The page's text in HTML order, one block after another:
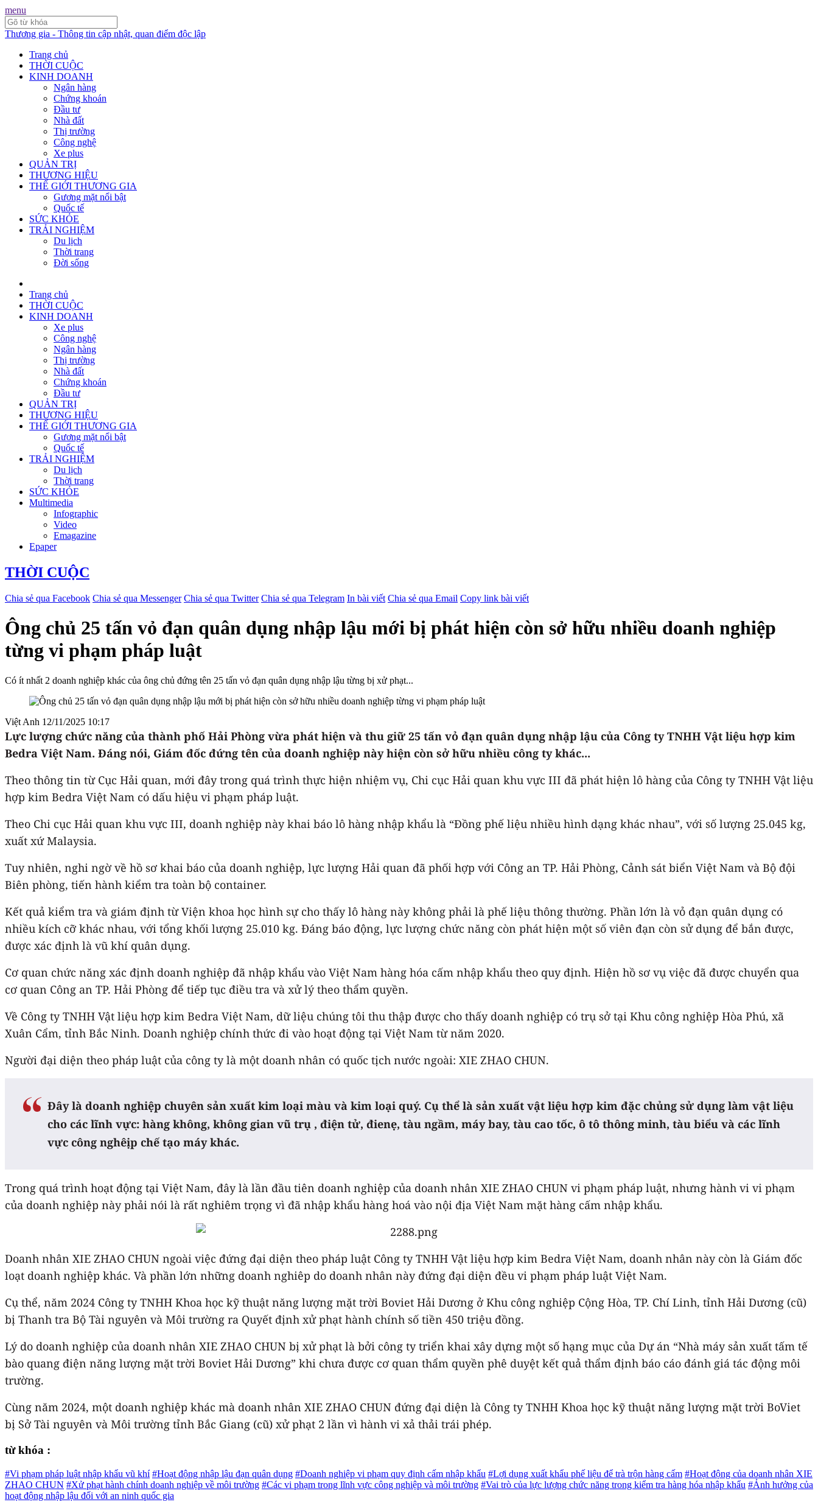
menu
Thương gia - Thông tin cập nhật, quan điểm độc lập
Trang chủ
THỜI CUỘC
KINH DOANH
Ngân hàng
Chứng khoán
Đầu tư
Nhà đất
Thị trường
Công nghệ
Xe plus
QUẢN TRỊ
THƯƠNG HIỆU
THẾ GIỚI THƯƠNG GIA
Gương mặt nổi bật
Quốc tế
SỨC KHỎE
TRẢI NGHIỆM
Du lịch
Thời trang
Đời sống
Trang chủ
THỜI CUỘC
KINH DOANH
Xe plus
Công nghệ
Ngân hàng
Thị trường
Nhà đất
Chứng khoán
Đầu tư
QUẢN TRỊ
THƯƠNG HIỆU
THẾ GIỚI THƯƠNG GIA
Gương mặt nổi bật
Quốc tế
TRẢI NGHIỆM
Du lịch
Thời trang
SỨC KHỎE
Multimedia
Infographic
Video
Emagazine
Epaper
THỜI CUỘC
Chia sẻ qua Facebook Chia sẻ qua Messenger Chia sẻ qua Twitter Chia sẻ qua Telegram In bài viết Chia sẻ qua Email Copy link bài viết
Ông chủ 25 tấn vỏ đạn quân dụng nhập lậu mới bị phát hiện còn sở hữu nhiều doanh nghiệp
từng vi phạm pháp luật
Có ít nhất 2 doanh nghiệp khác của ông chủ đứng tên 25 tấn vỏ đạn quân dụng nhập lậu từng bị xử phạt...
Việt Anh 12/11/2025 10:17
Lực lượng chức năng của thành phố Hải Phòng vừa phát hiện và thu giữ 25 tấn vỏ đạn quân dụng nhập lậu của Công ty TNHH Vật liệu hợp kim
Bedra Việt Nam. Đáng nói, Giám đốc đứng tên của doanh nghiệp này hiện còn sở hữu nhiều công ty khác...
Theo thông tin từ Cục Hải quan, mới đây trong quá trình thực hiện nhiệm vụ, Chi cục Hải quan khu vực III đã phát hiện lô hàng của Công ty TNHH Vật liệu
hợp kim Bedra Việt Nam có dấu hiệu vi phạm pháp luật.
Theo Chi cục Hải quan khu vực III, doanh nghiệp này khai báo lô hàng nhập khẩu là “Đồng phế liệu nhiều hình dạng khác nhau”, với số lượng 25.045 kg,
xuất xứ Malaysia.
Tuy nhiên, nghi ngờ về hồ sơ khai báo của doanh nghiệp, lực lượng Hải quan đã phối hợp với Công an TP. Hải Phòng, Cảnh sát biển Việt Nam và Bộ đội
Biên phòng, tiến hành kiểm tra toàn bộ container.
Kết quả kiểm tra và giám định từ Viện khoa học hình sự cho thấy lô hàng này không phải là phế liệu thông thường. Phần lớn là vỏ đạn quân dụng có
nhiều kích cỡ khác nhau, với tổng khối lượng 25.010 kg. Đáng báo động, lực lượng chức năng còn phát hiện một số viên đạn còn sử dụng để bắn được,
được xác định là vũ khí quân dụng.
Cơ quan chức năng xác định doanh nghiệp đã nhập khẩu vào Việt Nam hàng hóa cấm nhập khẩu theo quy định. Hiện hồ sơ vụ việc đã được chuyển qua
cơ quan Công an TP. Hải Phòng để tiếp tục điều tra và xử lý theo thẩm quyền.
Về Công ty TNHH Vật liệu hợp kim Bedra Việt Nam, dữ liệu chúng tôi thu thập được cho thấy doanh nghiệp có trụ sở tại Khu công nghiệp Hòa Phú, xã
Xuân Cẩm, tỉnh Bắc Ninh. Doanh nghiệp chính thức đi vào hoạt động tại Việt Nam từ năm 2020.
Người đại diện theo pháp luật của công ty là một doanh nhân có quốc tịch nước ngoài: XIE ZHAO CHUN.
Đây là doanh nghiệp chuyên sản xuất kim loại màu và kim loại quý. Cụ thể là sản xuất vật liệu hợp kim đặc chủng sử dụng làm vật liệu
cho các lĩnh vực: hàng không, không gian vũ trụ , điện tử, đienẹ, tàu ngầm, máy bay, tàu cao tốc, ô tô thông minh, tàu biểu và các lĩnh
vực công nghêịp chế tạo máy khác.
Trong quá trình hoạt động tại Việt Nam, đây là lần đầu tiên doanh nghiệp của doanh nhân XIE ZHAO CHUN vi phạm pháp luật, nhưng hành vi vi phạm
của doanh nghiệp này phải nói là rất nghiêm trọng vì đã nhập khẩu hàng hoá vào nội địa Việt Nam mặt hàng cấm nhập khẩu.
Doanh nhân XIE ZHAO CHUN ngoài việc đứng đại diện theo pháp luật Công ty TNHH Vật liệu hợp kim Bedra Việt Nam, doanh nhân này còn là Giám đốc
loạt doanh nghiệp khác. Và phần lớn những doanh nghiêp do doanh nhân này đứng đại diện đều vi phạm pháp luật Việt Nam.
Cụ thể, năm 2024 Công ty TNHH Khoa học kỹ thuật năng lượng mặt trời Boviet Hải Dương ở Khu công nghiệp Cộng Hòa, TP. Chí Linh, tỉnh Hải Dương (cũ)
bị Thanh tra Bộ Tài nguyên và Môi trường ra Quyết định xử phạt hành chính số tiền 450 triệu đồng.
Lý do doanh nghiệp của doanh nhân XIE ZHAO CHUN bị xử phạt là bởi công ty triển khai xây dựng một số hạng mục của Dự án “Nhà máy sản xuất tấm tế
bào quang điện năng lượng mặt trời Boviet Hải Dương” khi chưa được cơ quan thẩm quyền phê duyệt kết quả thẩm định báo cáo đánh giá tác động môi
trường.
Cùng năm 2024, một doanh nghiệp khác mà doanh nhân XIE ZHAO CHUN đứng đại diện là Công ty TNHH Khoa học kỹ thuật năng lượng mặt trời BoViet
bị Sở Tài nguyên và Môi trường tỉnh Bắc Giang (cũ) xử phạt 2 lần vì hành vi xả thải trái phép.
từ khóa :
#Vi phạm pháp luật nhập khẩu vũ khí #Hoạt động nhập lậu đạn quân dụng #Doanh nghiệp vi phạm quy định cấm nhập khẩu #Lợi dụng xuất khẩu phế liệu để trà trộn hàng cấm #Hoạt động của doanh nhân XIE
ZHAO CHUN #Xử phạt hành chính doanh nghiệp về môi trường #Các vi phạm trong lĩnh vực công nghiệp và môi trường #Vai trò của lực lượng chức năng trong kiểm tra hàng hóa nhập khẩu #Ảnh hưởng của
hoạt động nhập lậu đối với an ninh quốc gia